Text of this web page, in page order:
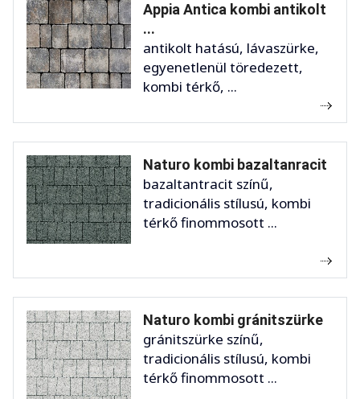
Appia Antica kombi antikolt
...
antikolt hatású, lávaszürke,
egyenetlenül töredezett,
kombi térkő, ...
Naturo kombi bazaltanracit
bazaltantracit színű,
tradicionális stílusú, kombi
térkő finommosott ...
Naturo kombi gránitszürke
gránitszürke színű,
tradicionális stílusú, kombi
térkő finommosott ...